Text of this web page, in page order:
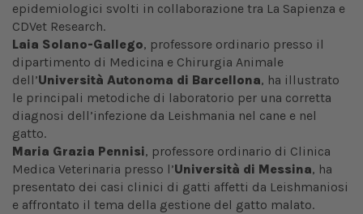
epidemiologici svolti in collaborazione tra La Sapienza e
CDVet Research.
Laia Solano-Gallego, professore ordinario presso il
dipartimento di Medicina e Chirurgia Animale
dell’Università Autonoma di Barcellona, ha illustrato
le principali metodiche di laboratorio per una corretta
diagnosi dell’infezione da Leishmania nel cane e nel
gatto.
Maria Grazia Pennisi, professore ordinario di Clinica
Medica Veterinaria presso l’Università di Messina, ha
presentato dei casi clinici di gatti affetti da Leishmaniosi
e affrontato il tema della gestione del gatto malato.